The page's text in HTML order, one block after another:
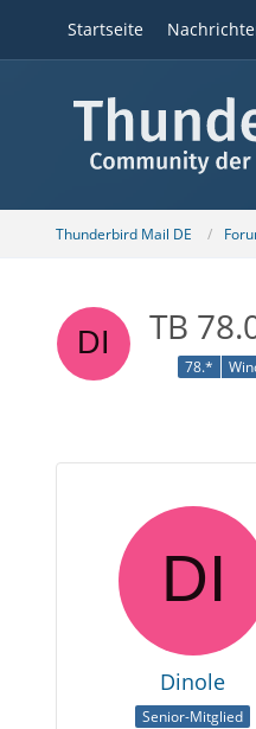
Startseite
Thunderbird Mail DE
TB
78.*
Dinole
Senior-Mitglied